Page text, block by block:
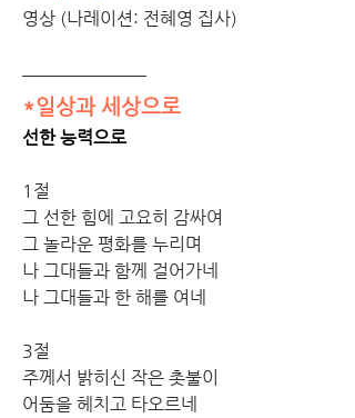
영상 (나레이션: 전혜영 집사)
*일상과 세상으로
선한 능력으로
1절
그 선한 힘에 고요히 감싸여
그 놀라운 평화를 누리며
나 그대들과 함께 걸어가네
나 그대들과 한 해를 여네
3절
주께서 밝히신 작은 촛불이
어둠을 헤치고 타오르네